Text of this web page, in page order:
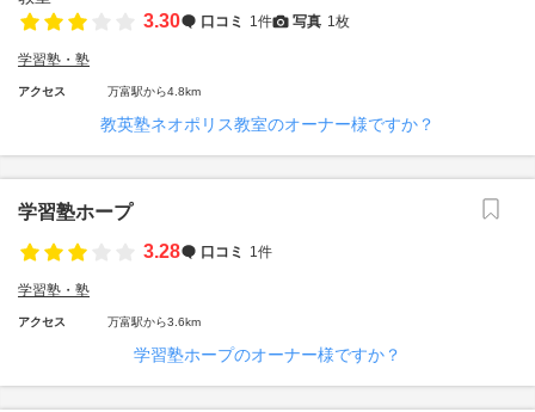
3.30 口コミ 1件 写真 1枚
学習塾・塾
アクセス 万富駅から4.8km
教英塾ネオポリス教室のオーナー様ですか？
学習塾ホープ
3.28
口コミ 1件
学習塾・塾
アクセス 万富駅から3.6km
学習塾ホープのオーナー様ですか？